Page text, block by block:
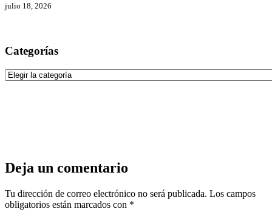
julio 18, 2026
Categorías
Categorías
Deja un comentario
Tu dirección de correo electrónico no será publicada. Los campos
obligatorios están marcados con *